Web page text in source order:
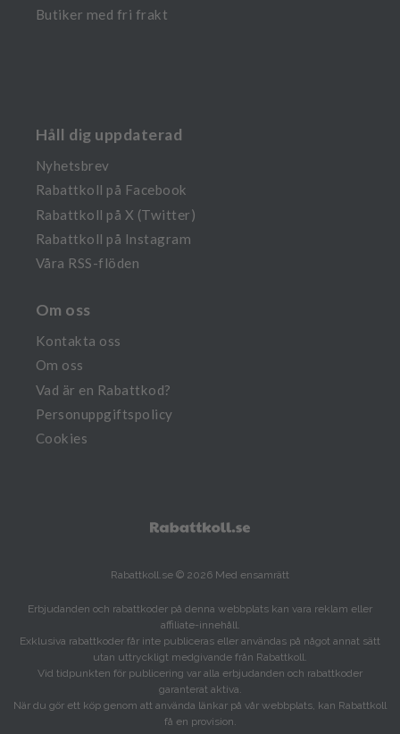
Butiker med fri frakt
Håll dig uppdaterad
Nyhetsbrev
Rabattkoll på Facebook
Rabattkoll på X (Twitter)
Rabattkoll på Instagram
Våra RSS-flöden
Om oss
Kontakta oss
Om oss
Vad är en Rabattkod?
Personuppgiftspolicy
Cookies
Rabattkoll.se © 2026 Med ensamrätt
Erbjudanden och rabattkoder på denna webbplats kan vara reklam eller
affiliate-innehåll.
Exklusiva rabattkoder får inte publiceras eller användas på något annat sätt
utan uttryckligt medgivande från Rabattkoll.
Vid tidpunkten för publicering var alla erbjudanden och rabattkoder
garanterat aktiva.
När du gör ett köp genom att använda länkar på vår webbplats, kan Rabattkoll
få en provision.